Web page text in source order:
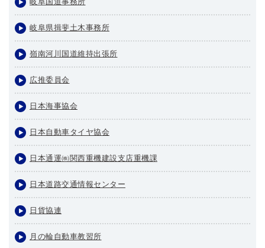
岐阜県揖斐土木事務所
嶺南河川国道維持出張所
広推委員会
日本海事協会
日本自動車タイヤ協会
日本通運㈱関西重機建設支店重機課
日本道路交通情報センター
日貨協連
月の輪自動車教習所